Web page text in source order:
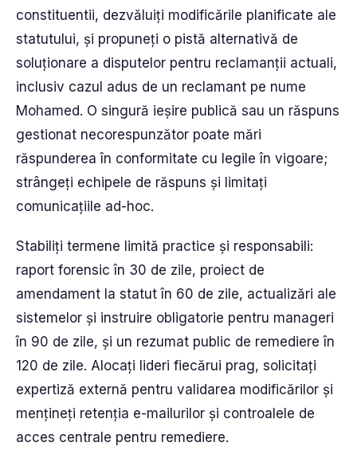
constituentii, dezvăluiți modificările planificate ale
statutului, și propuneți o pistă alternativă de
soluționare a disputelor pentru reclamanții actuali,
inclusiv cazul adus de un reclamant pe nume
Mohamed. O singură ieșire publică sau un răspuns
gestionat necorespunzător poate mări
răspunderea în conformitate cu legile în vigoare;
strângeți echipele de răspuns și limitați
comunicațiile ad-hoc.
Stabiliți termene limită practice și responsabili:
raport forensic în 30 de zile, proiect de
amendament la statut în 60 de zile, actualizări ale
sistemelor și instruire obligatorie pentru manageri
în 90 de zile, și un rezumat public de remediere în
120 de zile. Alocați lideri fiecărui prag, solicitați
expertiză externă pentru validarea modificărilor și
mențineți retenția e-mailurilor și controalele de
acces centrale pentru remediere.